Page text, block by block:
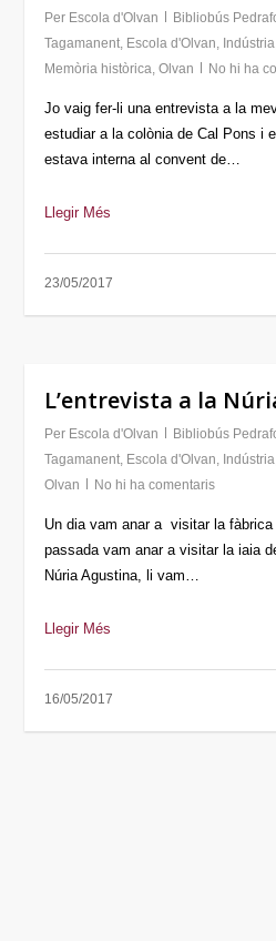
Per Escola d'Olvan Bibliobús
Tagamanent, Escola d'Olvan,
Memòria històrica, Olvan No hi ha
Jo vaig fer-li una entrevista a la
estudiar a la colònia de Cal Pons i
estava interna al convent de…
Llegir Més
23/05/2017
L’entrevista a la
Per Escola d'Olvan Bibliobús
Tagamanent, Escola d'Olvan,
Olvan
No hi ha comentaris
Un dia vam anar a visitar la
passada vam anar a visitar la iaia
Núria Agustina, li vam…
Llegir Més
16/05/2017